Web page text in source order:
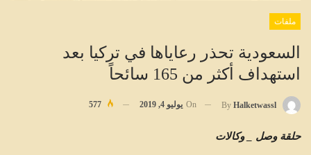
ملفات
السعودية تحذر رعاياها في تركيا بعد
استهداف أكثر من 165 سائحاً
By Halketwassl
On يوليو 4, 2019 577
حلقة وصل _ وكالات